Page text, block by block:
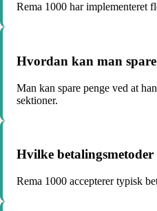
Rema 1000 har implementeret
Hvordan kan man
Man kan spare penge ved at
sektioner.
Hvilke betalingsmetoder
Rema 1000 accepterer typisk